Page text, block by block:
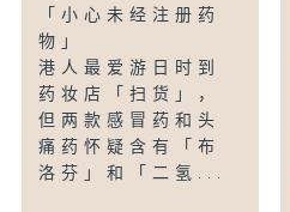
「小心未经注册药
物」
港人最爱游日时到
药妆店「扫货」，
但两款感冒药和头
痛药怀疑含有「布
洛芬」和「二氢...